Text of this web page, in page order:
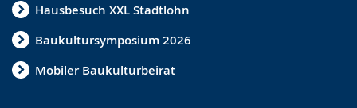
Hausbesuch XXL Stadtlohn
Baukultursymposium 2026
Mobiler Baukulturbeirat